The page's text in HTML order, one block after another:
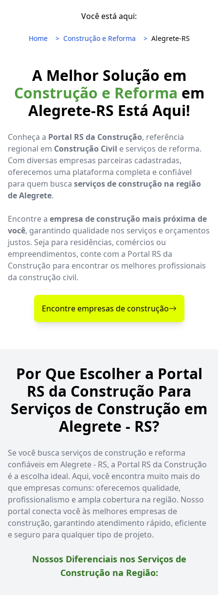
Você está aqui:
Home Construção e Reforma Alegrete-RS
A Melhor Solução em
Construção e Reforma em
Alegrete-RS Está Aqui!
Conheça a Portal RS da Construção, referência
regional em Construção Civil e serviços de reforma.
Com diversas empresas parceiras cadastradas,
oferecemos uma plataforma completa e confiável
para quem busca serviços de construção na região
de Alegrete.
Encontre a empresa de construção mais próxima de
você, garantindo qualidade nos serviços e orçamentos
justos. Seja para residências, comércios ou
empreendimentos, conte com a Portal RS da
Construção para encontrar os melhores profissionais
da construção civil.
Encontre empresas de construção
Por Que Escolher a Portal
RS da Construção Para
Serviços de Construção em
Alegrete - RS?
Se você busca serviços de construção e reforma
confiáveis em Alegrete - RS, a Portal RS da Construção
é a escolha ideal. Aqui, você encontra muito mais do
que empresas comuns: oferecemos qualidade,
profissionalismo e ampla cobertura na região. Nosso
portal conecta você às melhores empresas de
construção, garantindo atendimento rápido, eficiente
e seguro para qualquer tipo de projeto.
Nossos Diferenciais nos Serviços de
Construção na Região: